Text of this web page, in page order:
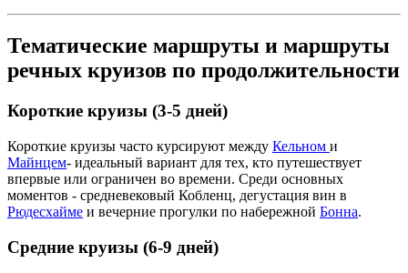
Тематические маршруты и маршруты
речных круизов по продолжительности
Короткие круизы (3-5 дней)
Короткие круизы часто курсируют между Кельном и
Майнцем- идеальный вариант для тех, кто путешествует
впервые или ограничен во времени. Среди основных
моментов - средневековый Кобленц, дегустация вин в
Рюдесхайме и вечерние прогулки по набережной Бонна.
Средние круизы (6-9 дней)